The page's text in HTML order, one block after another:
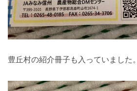
豊丘村の紹介冊子も入っていました。